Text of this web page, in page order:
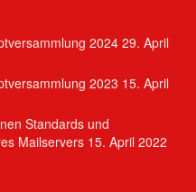
2024 29. April
2023 15. April
Standards und
Mailservers 15. April 2022